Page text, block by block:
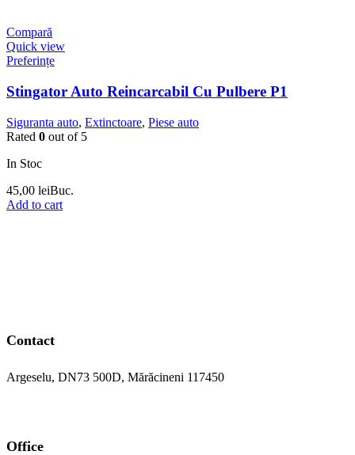
Compară
Quick view
Preferințe
Stingator Auto Reincarcabil Cu Pulbere P1
Siguranta auto, Extinctoare, Piese auto
Rated 0 out of 5
In Stoc
45,00 leiBuc.
Add to cart
Contact
Argeselu, DN73 500D, Mărăcineni 117450
Office